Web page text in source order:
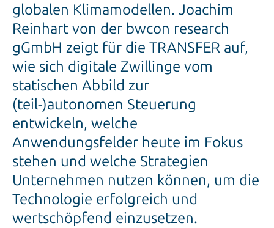
globalen Klimamodellen. Joachim
Reinhart von der bwcon research
gGmbH zeigt für die TRANSFER auf,
wie sich digitale Zwillinge vom
statischen Abbild zur
(teil-)autonomen Steuerung
entwickeln, welche
Anwendungsfelder heute im Fokus
stehen und welche Strategien
Unternehmen nutzen können, um die
Technologie erfolgreich und
wertschöpfend einzusetzen.